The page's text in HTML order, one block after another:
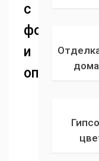
с
фото
и
описанием